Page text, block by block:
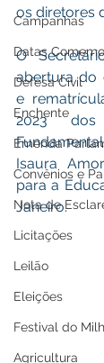
Campanhas
Datas
Defesa Civil
Enchente
Emenda
Convênios e
Nota de
Licitações
Leilão
Eleições
Festival do
Agricultura
os diretores
O
abertura do
e
2023
Isaura
para a
Janeiro.